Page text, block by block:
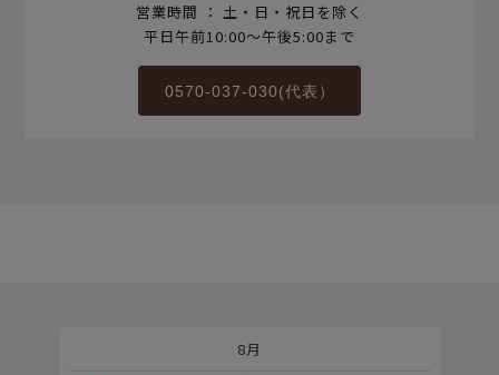
営業時間 ： 土・日・祝日を除く
平日午前10:00～午後5:00まで
0570-037-030(代表）
8月